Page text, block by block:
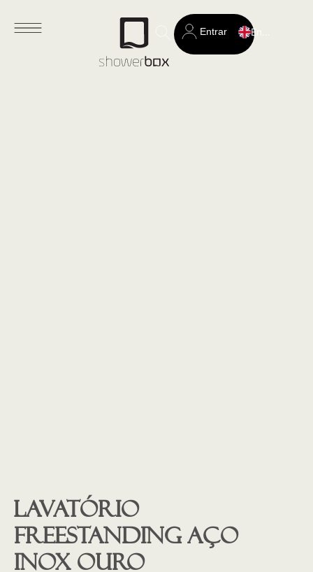
Search
for:
Entrar
Lavatório
freestanding aço
inox ouro